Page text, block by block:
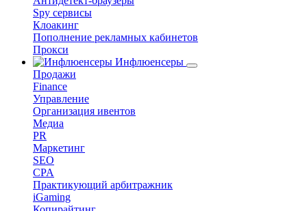
Spy сервисы
Клоакинг
Пополнение рекламных кабинетов
Прокси
Инфлюенсеры
Продажи
Finance
Управление
Организация ивентов
Медиа
PR
Маркетинг
SEO
CPA
Практикующий арбитражник
iGaming